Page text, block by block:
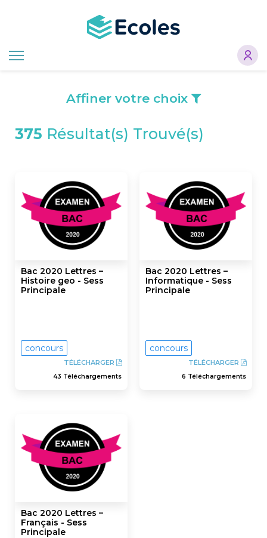
principal
Affiner votre choix
375 Résultat(s) Trouvé(s)
Bac 2020 Lettres –
Histoire geo - Sess
Principale
concours
TÉLÉCHARGER
43 Téléchargements
Bac 2020 Lettres –
Informatique - Sess
Principale
concours
TÉLÉCHARGER
6 Téléchargements
Bac 2020 Lettres –
Français - Sess
Principale